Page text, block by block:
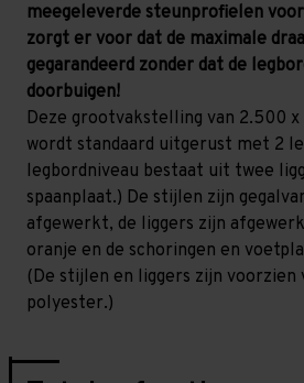
meegeleverde steunprofielen
zorgt er voor dat de maximale
gegarandeerd zonder dat de
doorbuigen!
Deze grootvakstelling van 2.500
wordt standaard uitgerust met 2
legbordniveau bestaat uit twee
spaanplaat.) De stijlen zijn
afgewerkt, de liggers zijn
oranje en de schoringen en
(De stijlen en liggers zijn voorzien
polyester.)